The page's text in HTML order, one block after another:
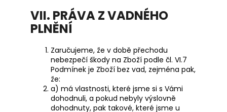
VII. PRÁVA Z VADNÉHO
PLNĚNÍ
Zaručujeme, že v době přechodu
nebezpečí škody na Zboží podle čl. VI.7
Podmínek je Zboží bez vad, zejména pak,
že:
a) má vlastnosti, které jsme si s Vámi
dohodnuli, a pokud nebyly výslovně
dohodnuty, pak takové, které jsme u